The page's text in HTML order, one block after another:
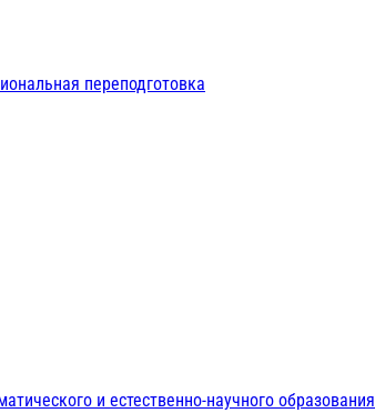
переподготовка
и естественно-научного образования